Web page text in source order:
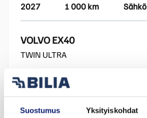
Suostumus Yksityiskohdat
2027 1 000 km Sähkö
VOLVO EX40
TWIN ULTRA
58 800 €